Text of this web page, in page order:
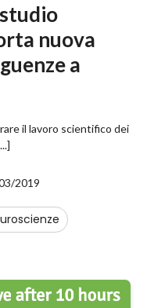
nuova
a
il lavoro scientifico dei
2019